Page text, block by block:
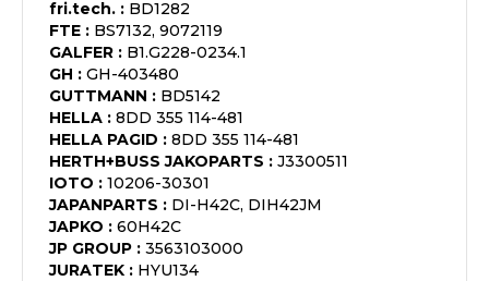
fri.tech. : BD1282
FTE : BS7132, 9072119
GALFER : B1.G228-0234.1
GH : GH-403480
GUTTMANN : BD5142
HELLA : 8DD 355 114-481
HELLA PAGID : 8DD 355 114-481
HERTH+BUSS JAKOPARTS : J3300511
IOTO : 10206-30301
JAPANPARTS : DI-H42C, DIH42JM
JAPKO : 60H42C
JP GROUP : 3563103000
JURATEK : HYU134